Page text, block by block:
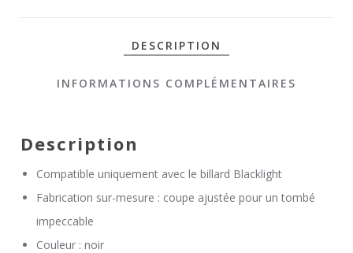
DESCRIPTION
INFORMATIONS COMPLÉMENTAIRES
Description
Compatible uniquement avec le billard Blacklight
Fabrication sur-mesure : coupe ajustée pour un tombé
impeccable
Couleur : noir